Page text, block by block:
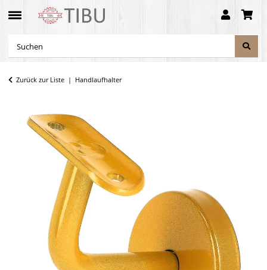
Zurück zur Liste Handlaufhalter